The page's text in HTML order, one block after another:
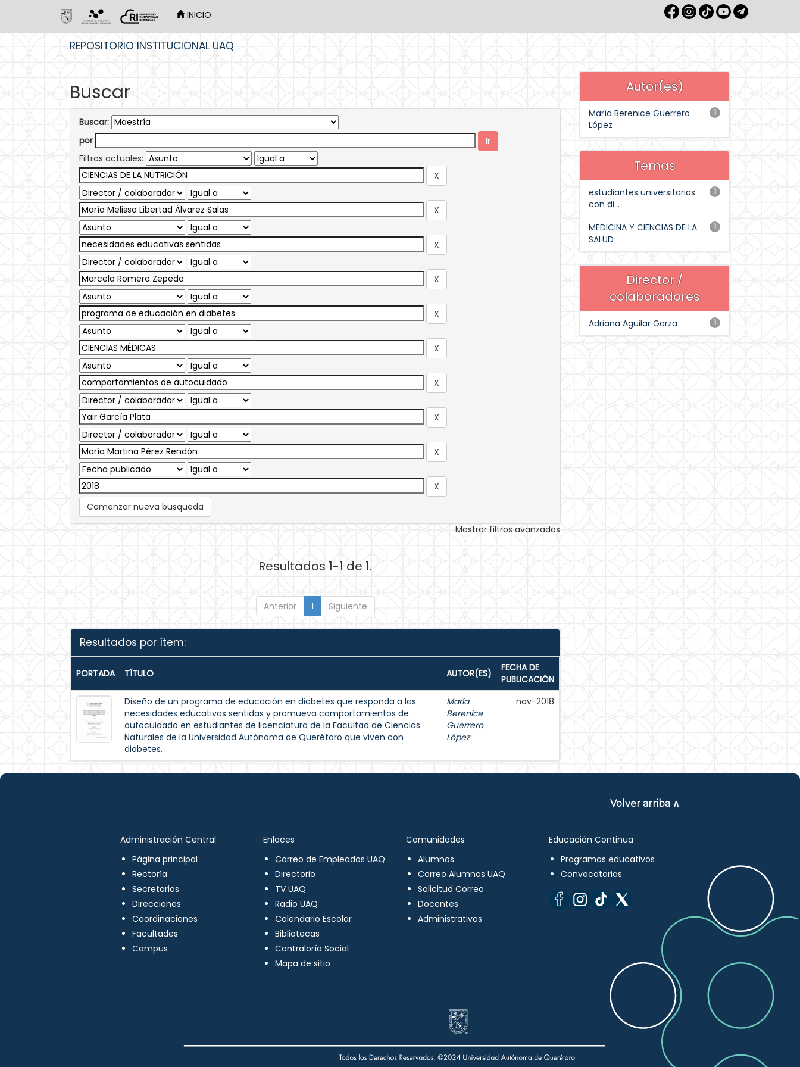
INICIO
REPOSITORIO INSTITUCIONAL UAQ
Buscar
Buscar:
por
Filtros actuales:
Comenzar nueva busqueda
Mostrar filtros avanzados
Resultados 1-1 de 1.
Anterior 1 Siguiente
Resultados por ítem:
PORTADA TÍTULO AUTOR(ES)
FECHA DE
PUBLICACIÓN
Diseño de un programa de educación en diabetes que responda a las
necesidades educativas sentidas y promueva comportamientos de
autocuidado en estudiantes de licenciatura de la Facultad de Ciencias
Naturales de la Universidad Autónoma de Querétaro que viven con
diabetes.
María
Berenice
Guerrero
López
nov-2018
Autor(es)
1
María Berenice Guerrero
López
Temas
1
estudiantes universitarios
con di...
1
MEDICINA Y CIENCIAS DE LA
SALUD
Director /
colaboradores
1
Adriana Aguilar Garza
Volver arriba ∧
Administración Central
Página principal
Rectoría
Secretarios
Direcciones
Coordinaciones
Facultades
Campus
Enlaces
Correo de Empleados UAQ
Directorio
TV UAQ
Radio UAQ
Calendario Escolar
Bibliotecas
Contraloría Social
Mapa de sitio
Comunidades
Alumnos
Correo Alumnos UAQ
Solicitud Correo
Docentes
Administrativos
Educación Continua
Programas educativos
Convocatorias